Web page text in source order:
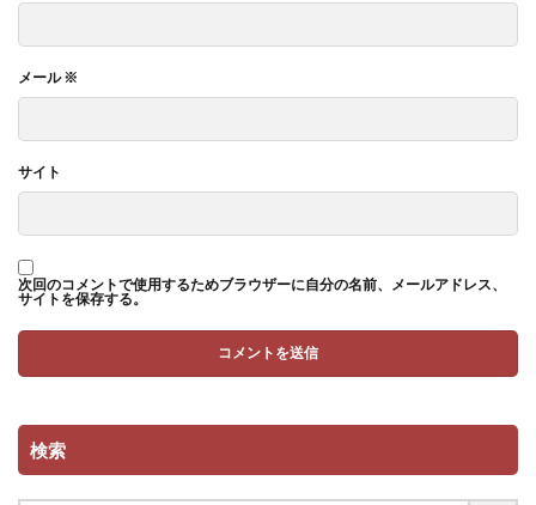
メール※
サイト
次回のコメントで使用するためブラウザーに自分の名前、メールアドレス、
サイトを保存する。
検索